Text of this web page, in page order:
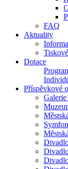
FAQ
Aktuality
Dotace
Příspěvkové